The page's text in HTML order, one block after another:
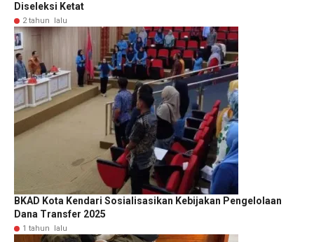
Diseleksi Ketat
2 tahun lalu
BKAD Kota Kendari Sosialisasikan Kebijakan Pengelolaan
Dana Transfer 2025
1 tahun lalu